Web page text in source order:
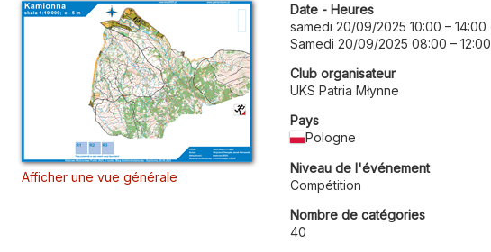
Afficher une vue générale
Date - Heures
samedi 20/09/2025 10:00 – 14:00
Samedi 20/09/2025 08:00 – 12:00
Club organisateur
UKS Patria Młynne
Pays
Pologne
Niveau de l'événement
Compétition
Nombre de catégories
40